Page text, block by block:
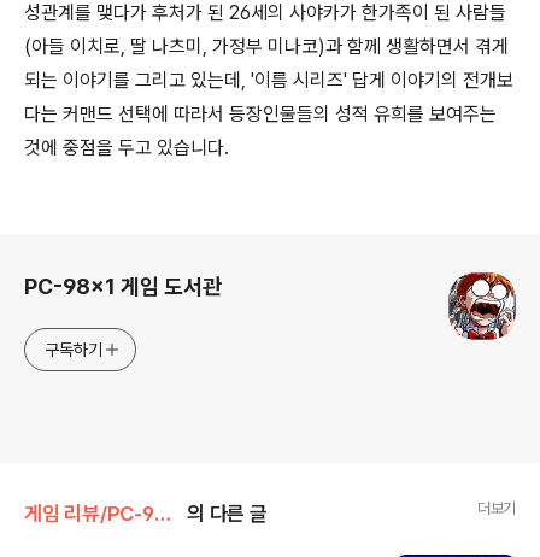
성관계를 맺다가 후처가 된 26세의 사야카가 한가족이 된 사람들
(아들 이치로, 딸 나츠미, 가정부 미나코)과 함께 생활하면서 겪게
되는 이야기를 그리고 있는데, '이름 시리즈' 답게 이야기의 전개보
다는 커맨드 선택에 따라서 등장인물들의 성적 유희를 보여주는
것에 중점을 두고 있습니다.
PC-98x1 게임 도서관
구독하기
게임 리뷰/PC-98x1 의 다른 글 더보기